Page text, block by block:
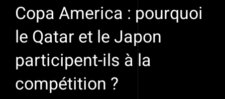
Copa America : pourquoi
le Qatar et le Japon
participent-ils à la
compétition ?